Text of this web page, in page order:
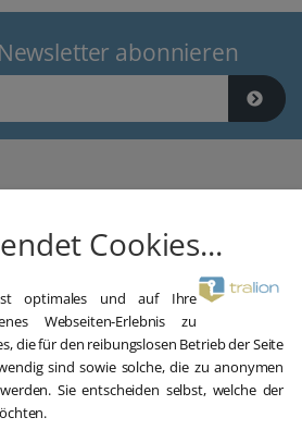
abonnieren
Cookies...
optimales und auf Ihre
Webseiten-Erlebnis zu
die für den reibungslosen Betrieb der Seite
sind sowie solche, die zu anonymen
Sie entscheiden selbst, welche der